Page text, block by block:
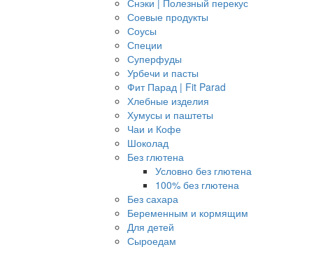
Снэки | Полезный перекус
Соевые продукты
Соусы
Специи
Суперфуды
Урбечи и пасты
Фит Парад | Fit Parad
Хлебные изделия
Хумусы и паштеты
Чаи и Кофе
Шоколад
Без глютена
Условно без глютена
100% без глютена
Без сахара
Беременным и кормящим
Для детей
Сыроедам